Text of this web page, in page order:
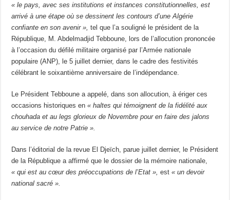
« le pays, avec ses institutions et instances constitutionnelles, est
arrivé à une étape où se dessinent les contours d’une Algérie
confiante en son avenir », tel que l’a souligné le président de la
République, M. Abdelmadjid Tebboune, lors de l’allocution prononcée
à l’occasion du défilé militaire organisé par l’Armée nationale
populaire (ANP), le 5 juillet dernier, dans le cadre des festivités
célébrant le soixantième anniversaire de l’indépendance.
Le Président Tebboune a appelé, dans son allocution, à ériger ces
occasions historiques en« haltes qui témoignent de la fidélité aux
chouhada et au legs glorieux de Novembre pour en faire des jalons
au service de notre Patrie ».
Dans l’éditorial de la revue El Djeïch, parue juillet dernier, le Président
de la République a affirmé que le dossier de la mémoire nationale,
« qui est au cœur des préoccupations de l’Etat », est« un devoir
national sacré ».